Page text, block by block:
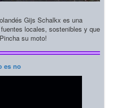
Gijs Schalkx es una
locales, sostenibles y que
su moto!
es no